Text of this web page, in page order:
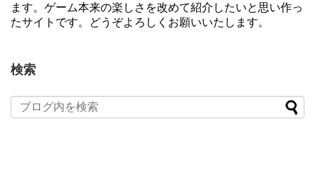
ます。ゲーム本来の楽しさを改めて紹介したいと思い作っ
たサイトです。どうぞよろしくお願いいたします。
検索